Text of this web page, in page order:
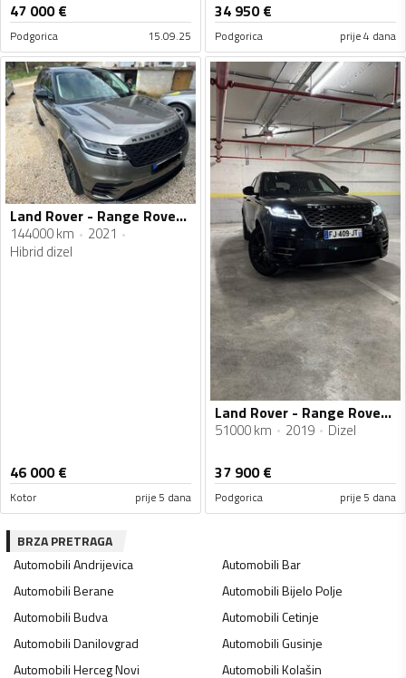
47 000€
Podgorica 15.09.25
34 950€
Podgorica prije 4 dana
Land Rover - Range Rover Velar - 2.0
144000 km
2021
Hibrid dizel
46 000€
Kotor prije 5 dana
Land Rover - Range Rover Velar - 2.0
51000 km 2019 Dizel
37 900€
Podgorica prije 5 dana
BRZA PRETRAGA
AutomobiliAndrijevica AutomobiliBar
AutomobiliBerane AutomobiliBijelo Polje
AutomobiliBudva AutomobiliCetinje
AutomobiliDanilovgrad AutomobiliGusinje
AutomobiliHerceg Novi AutomobiliKolašin